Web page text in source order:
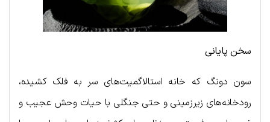
سخن پایانی
سون دونگ که خانه استالاگمیت‌های سر به فلک کشیده،
رودخانه‌های زیرزمینی و حتی جنگلی با حیات وحش عجیب و